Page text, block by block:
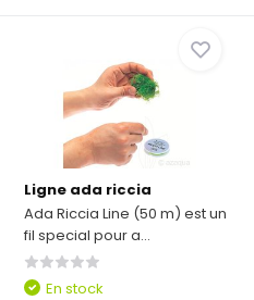
Ligne ada riccia
Ada Riccia Line (50 m) est un
fil special pour a...
En stock